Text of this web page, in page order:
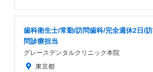
歯科衛生士/常勤/訪問歯科/完全週休2日/訪
問診療担当
グレースデンタルクリニック本院
東京都